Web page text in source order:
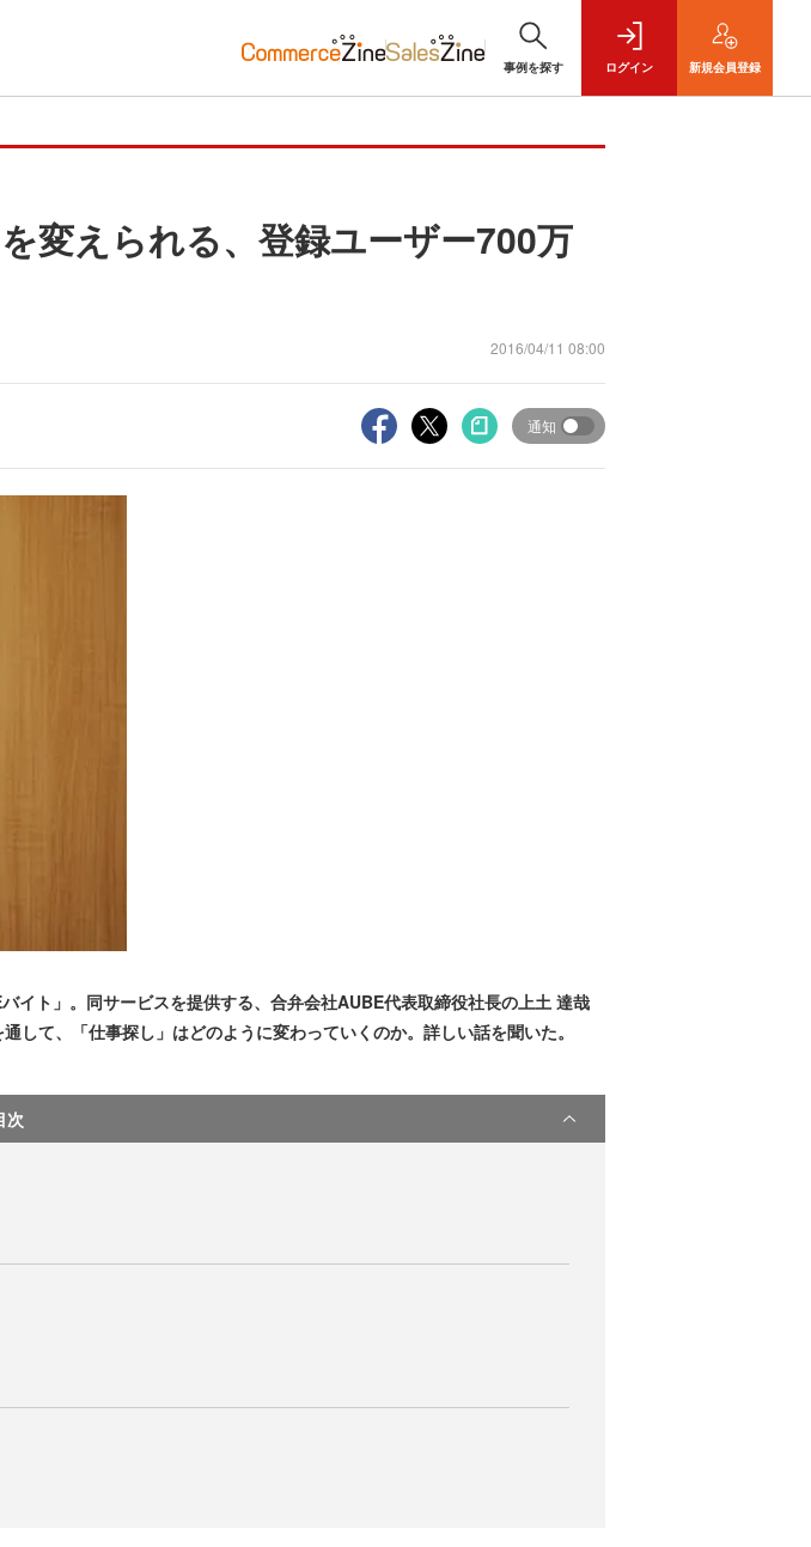
事例を探す ログイン 新規会員登録
変えられる、登録ユーザー700万
2016/04/11 08:00
通知
ト」。同サービスを提供する、合弁会社AUBE代表取締役社長の上土 達哉
て、「仕事探し」はどのように変わっていくのか。詳しい話を聞いた。
次